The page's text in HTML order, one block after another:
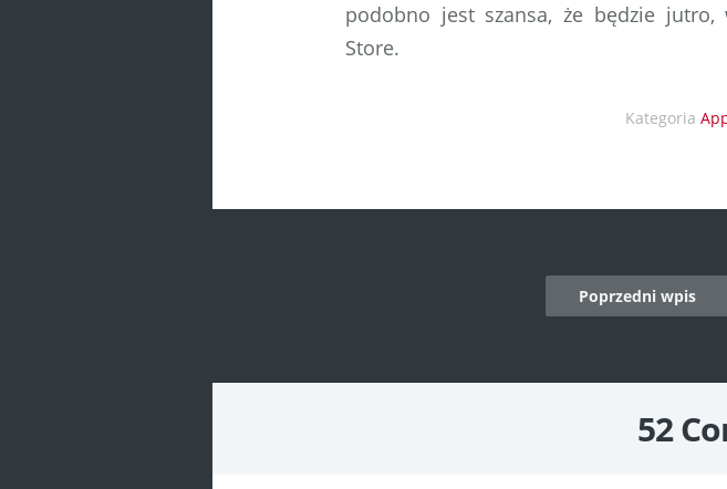
podobno jest szansa, że będzie
Store.
Kategoria
Poprzedni wpis
52